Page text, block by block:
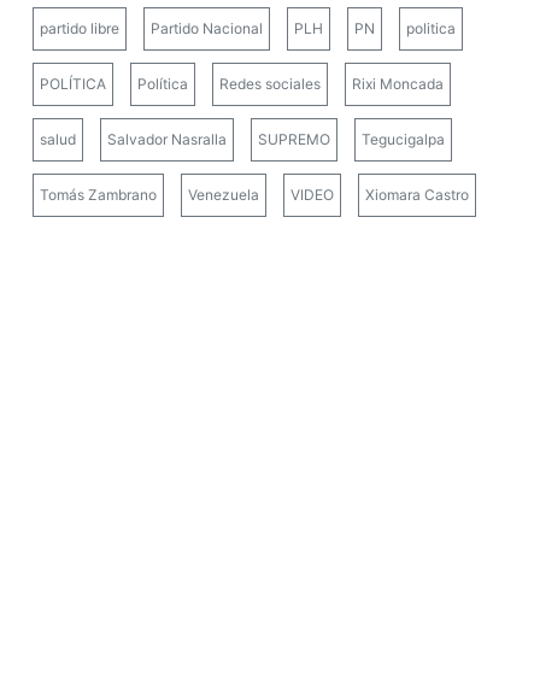
partido libre Partido Nacional PLH PN politica
POLÍTICA Política Redes sociales Rixi Moncada
salud Salvador Nasralla SUPREMO Tegucigalpa
Tomás Zambrano Venezuela VIDEO Xiomara Castro